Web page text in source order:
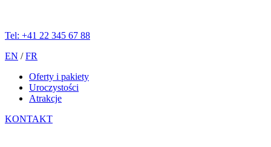
Tel: +41 22 345 67 88
EN /FR
Oferty i pakiety
Uroczystości
Atrakcje
KONTAKT